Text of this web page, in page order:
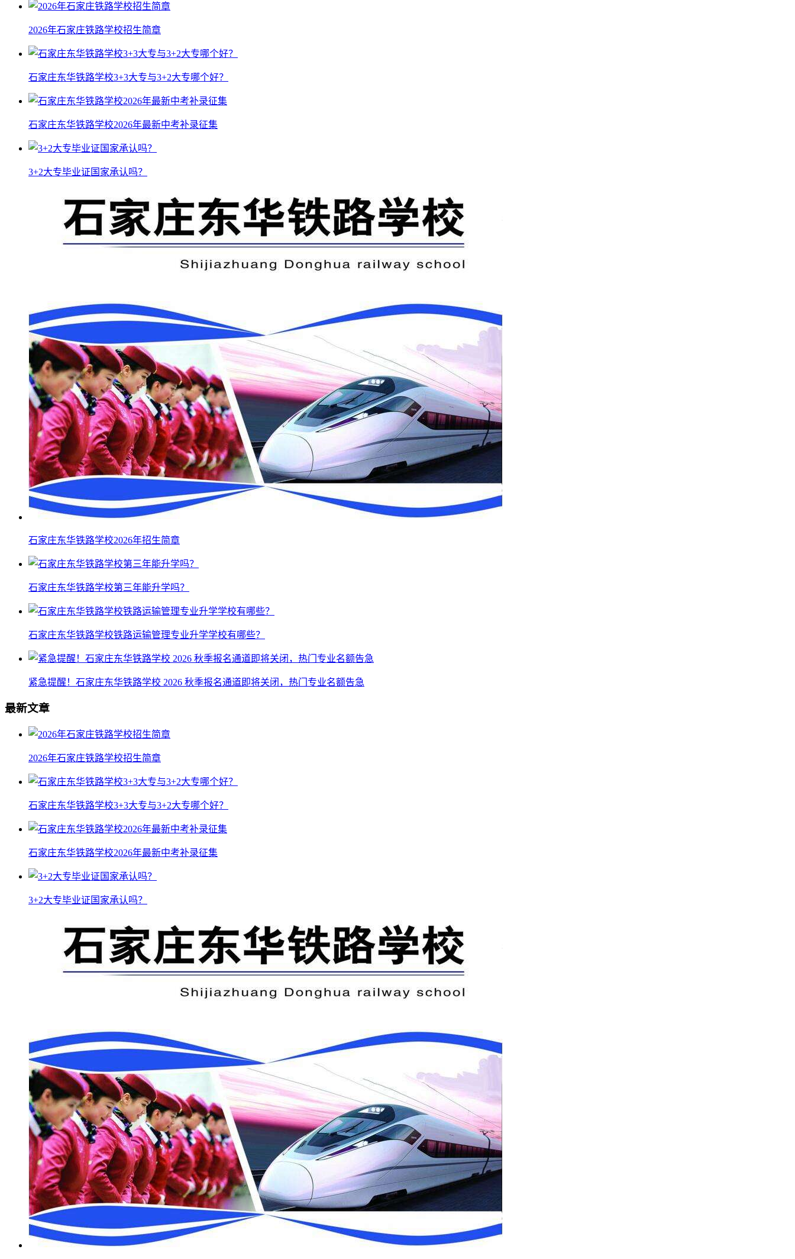
2026年石家庄铁路学校招生简章
石家庄东华铁路学校3+3大专与3+2大专哪个好？
石家庄东华铁路学校2026年最新中考补录征集
3+2大专毕业证国家承认吗？
石家庄东华铁路学校2026年招生简章
石家庄东华铁路学校第三年能升学吗？
石家庄东华铁路学校铁路运输管理专业升学学校有哪些？
紧急提醒！石家庄东华铁路学校 2026 秋季报名通道即将关闭，热门专业名额告急
最新文章
2026年石家庄铁路学校招生简章
石家庄东华铁路学校3+3大专与3+2大专哪个好？
石家庄东华铁路学校2026年最新中考补录征集
3+2大专毕业证国家承认吗？